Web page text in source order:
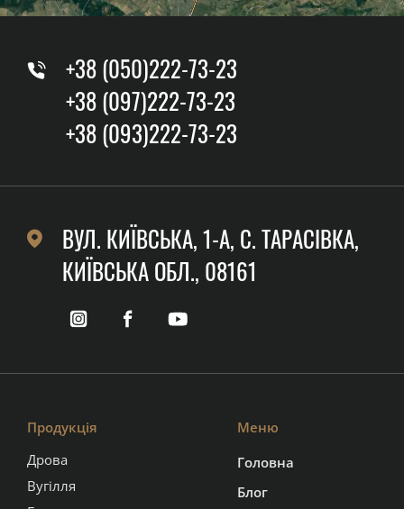
+38 (050)222-73-23
+38 (097)222-73-23
+38 (093)222-73-23
ВУЛ. КИЇВСЬКА, 1-А, C. ТАРАСІВКА,
КИЇВСЬКА ОБЛ., 08161
Продукція
Дрова
Вугілля
Меню
Головна
Блог